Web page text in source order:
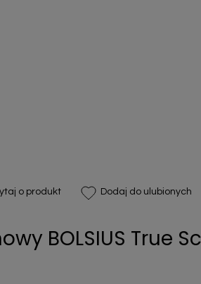
o produkt Dodaj do ulubionych
BOLSIUS True